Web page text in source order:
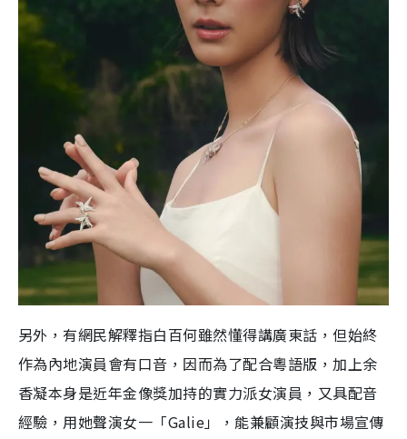
另外，有網民解釋指白百何雖然懂得講廣東話，但始終
作為內地演員會有口音，因而為了配合粵語版，加上余
香凝本身是近年金像獎加持的實力派女演員，又具配音
經驗，用她聲演女一「Galie」，能兼顧演技與市場宣傳